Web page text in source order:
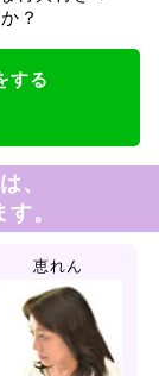
？
する
、
。
恵れん